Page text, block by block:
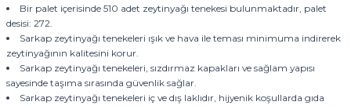
Bir palet içerisinde 510 adet zeytinyağı tenekesi bulunmaktadır, palet
desisi: 272.
Sarkap zeytinyağı tenekeleri ışık ve hava ile teması minimuma indirerek
zeytinyağının kalitesini korur.
Sarkap zeytinyağı tenekeleri, sızdırmaz kapakları ve sağlam yapısı
sayesinde taşıma sırasında güvenlik sağlar.
Sarkap zeytinyağı tenekeleri iç ve dış laklıdır, hijyenik koşullarda gıda